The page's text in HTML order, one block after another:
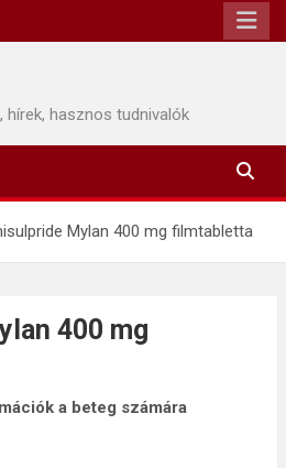
hasznos tudnivalók
Mylan 400 mg filmtabletta
400 mg
a beteg számára